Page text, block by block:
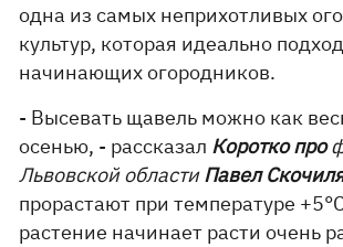
одна из самых неприхотливых
культур, которая идеально
начинающих огородников.
- Высевать щавель можно как
осенью, - рассказал Коротко про
Львовской областиПавел
прорастают при температуре
растение начинает расти очень